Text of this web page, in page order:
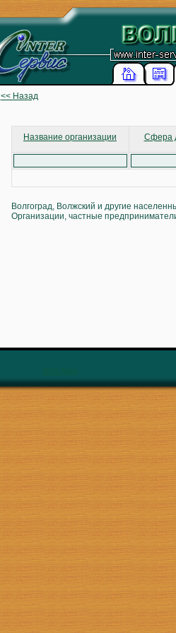
<< Назад
Название организации Сфера
Волгоград, Волжский и другие
Организации, частные